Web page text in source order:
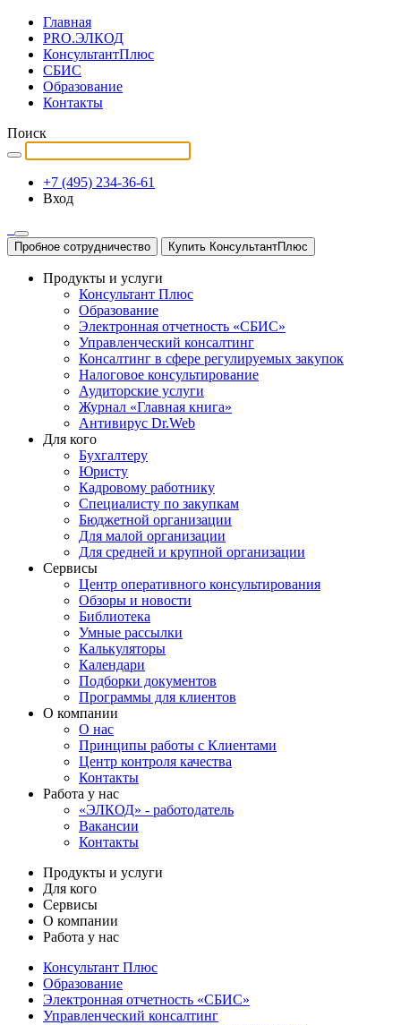
Главная
PRO.ЭЛКОД
КонсультантПлюс
СБИС
Образование
Контакты
Поиск
+7 (495) 234-36-61
Вход
Пробное сотрудничество Купить КонсультантПлюс
Продукты и услуги
Консультант Плюс
Образование
Электронная отчетность «СБИС»
Управленческий консалтинг
Консалтинг в сфере регулируемых закупок
Налоговое консультирование
Аудиторские услуги
Журнал «Главная книга»
Антивирус Dr.Web
Для кого
Бухгалтеру
Юристу
Кадровому работнику
Специалисту по закупкам
Бюджетной организации
Для малой организации
Для средней и крупной организации
Сервисы
Центр оперативного консультирования
Обзоры и новости
Библиотека
Умные рассылки
Калькуляторы
Календари
Подборки документов
Программы для клиентов
О компании
О нас
Принципы работы с Клиентами
Центр контроля качества
Контакты
Работа у нас
«ЭЛКОД» - работодатель
Вакансии
Контакты
Продукты и услуги
Для кого
Сервисы
О компании
Работа у нас
Консультант Плюс
Образование
Электронная отчетность «СБИС»
Управленческий консалтинг